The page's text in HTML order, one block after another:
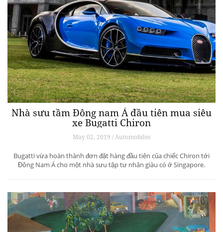
Nhà sưu tầm Đông nam Á đầu tiên mua siêu
xe Bugatti Chiron
May 02, 2019 / Automobiles
Bugatti vừa hoàn thành đơn đặt hàng đầu tiên của chiếc Chiron tới
Đông Nam Á cho một nhà sưu tập tư nhân giàu có ở Singapore.